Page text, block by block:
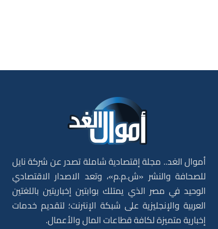
أموال الغد.. مجلة إقتصادية شاملة تصدر عن شركة نايل
للصحافة والنشر «ش.م.م»، وتعد الاصدار الاقتصادي
الوحيد في مصر الذي يمتلك بوابتين إخباريتين باللغتين
العربية والإنجليزية على شبكة الإنترنت؛ لتقديم خدمات
إخبارية متميزة لكافة قطاعات المال والأعمال.